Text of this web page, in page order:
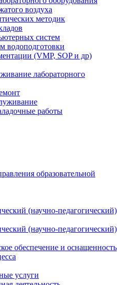
воздуха
методик
систем
водоподготовки
(VMP, SOP и др)
лабораторного
работы
образовательной
(научно-педагогический)
(научно-педагогический)
обеспечение и оснащенность
услуги